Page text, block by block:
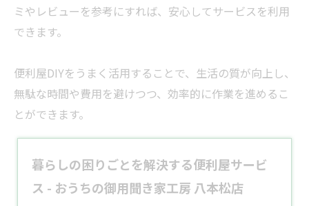
ミやレビューを参考にすれば、安心してサービスを利用
できます。
便利屋DIYをうまく活用することで、生活の質が向上し、
無駄な時間や費用を避けつつ、効率的に作業を進めるこ
とができます。
暮らしの困りごとを解決する便利屋サービ
ス - おうちの御用聞き家工房 八本松店